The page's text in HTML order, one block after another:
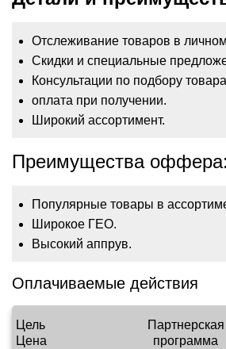
Отслеживание товаров в
Скидки и специальные
Консультации по подбору
оплата при получении.
Широкий ассортимент.
Преимущества оффера:
Популярные товары в
Широкое ГЕО.
Высокий аппрув.
Оплачиваемые действия
Цель
Цена
Партнерская
программа